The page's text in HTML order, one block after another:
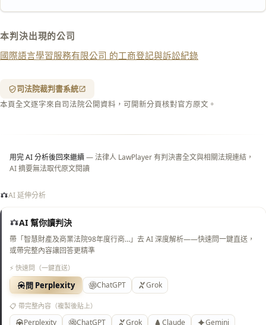
本判決出現的公司
國際語言學習服務有限公司 的工商登記與訴訟紀錄
司法院裁判書系統
本頁全文逐字來自司法院公開資料，可開新分頁核對官方原文。
用完 AI 分析後回來繼續— 法律人 LawPlayer 有判決書全文與相關法規連結，
AI 摘要無法取代原文閱讀
AI 延伸分析
AI 幫你讀判決
帶「智慧財產及商業法院98年度行商…」去 AI 深度解析——快速問一鍵直送，
或帶完整內容讓回答更精準
⚡ 快速問（一鍵直送）
問 Perplexity ChatGPT Grok
📋 帶完整內容（複製後貼上）
Perplexity ChatGPT Grok Claude Gemini